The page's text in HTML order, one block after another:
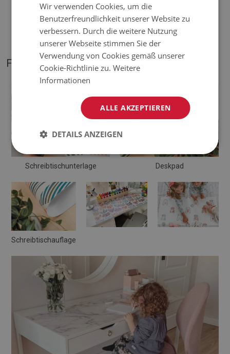
Mattentöne können geringfügig von der Visualisierung
abweichen.
FOTOS VON UNSEREM PRODUKT
Schreibtischunterlage Deskpad
Schreibtischauflage
Wir verwenden Cookies, um die
Benutzerfreundlichkeit unserer Website zu
verbessern. Durch die weitere Nutzung
unserer Webseite stimmen Sie der
Verwendung von Cookies gemäß unserer
Cookie-Richtlinie zu.Weitere
Informationen
ALLE AKZEPTIEREN
DETAILS ANZEIGEN